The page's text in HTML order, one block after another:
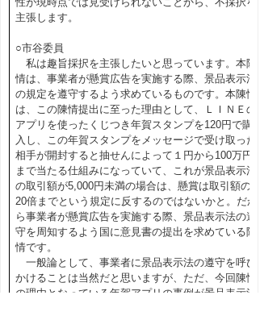
主張します。
○市谷委員
私は趣旨採択を主張したいと思っています。本陳
情は、事業者が懸賞広告を実施する際、景品表示法
の規定を遵守するよう求めているものです。本陳情
は、この陳情提出に至った理由として、ＬＩＮＥの
アプリを使ったくじつき年賀スタンプを120円で購
入し、この年賀スタンプをメッセージで受け取った
相手が開封すると抽せんによって１円から100万円
まで当たる仕組みになっていて、これが景品表示法
の取引額が5,000円未満の場合は、懸賞は取引額の
20倍までという規定に反するのではないかと。だか
ら事業者が懸賞広告を実施する際、景品表示法の遵
守を周知するよう国に意見書の提出を求めている陳
情です。
一般論として、事業者に景品表示法の遵守を呼び
かけることは当然だと思いますが、ただ、今回陳情
の理由となっている年賀アプリの事例が景品表示法